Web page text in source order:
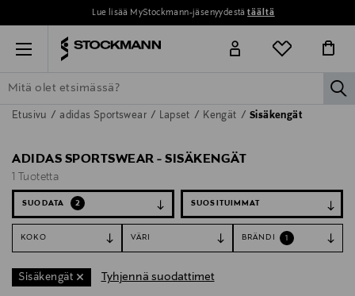
Lue lisää MyStockmann-jäsenyydestätäältä
Menu
ETSI KAIKKI NAISET MIEHET LAPSET KOTI
Etusivu adidas Sportswear Lapset Kengät Sisäkengät
ADIDAS SPORTSWEAR - SISÄKENGÄT
1 Tuotetta
SUODATA 2
KOKO VÄRI BRÄNDI 1
Sisäkengät Tyhjennä suodattimet